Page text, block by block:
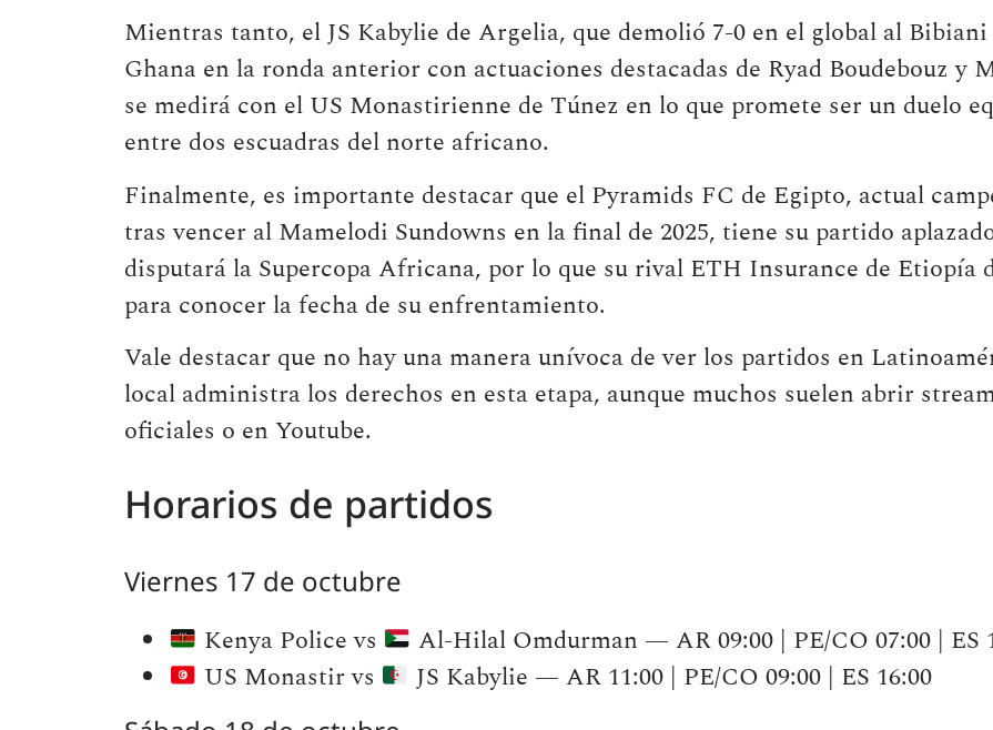
Mientras tanto, el JS Kabylie de Argelia, que demolió 7-0 en el global al Bibiani
Ghana en la ronda anterior con actuaciones destacadas de Ryad Boudebouz y
se medirá con el US Monastirienne de Túnez en lo que promete ser un duelo
entre dos escuadras del norte africano.
Finalmente, es importante destacar que el Pyramids FC de Egipto, actual
tras vencer al Mamelodi Sundowns en la final de 2025, tiene su partido
disputará la Supercopa Africana, por lo que su rival ETH Insurance de Etiopía
para conocer la fecha de su enfrentamiento.
Vale destacar que no hay una manera unívoca de ver los partidos en
local administra los derechos en esta etapa, aunque muchos suelen abrir
oficiales o en Youtube.
Horarios de partidos
Viernes 17 de octubre
Kenya Police vs
Al-Hilal Omdurman — AR 09:00 | PE/CO 07:00 | ES
US Monastir vs
JS Kabylie — AR 11:00 | PE/CO 09:00 | ES 16:00